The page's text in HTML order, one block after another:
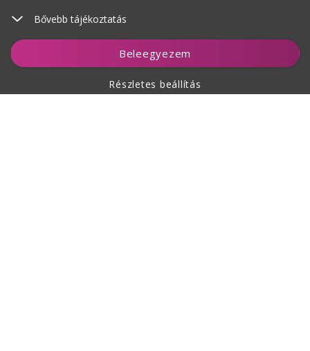
Bővebb tájékoztatás
Beleegyezem
Részletes beállítás
Kosárhoz ad